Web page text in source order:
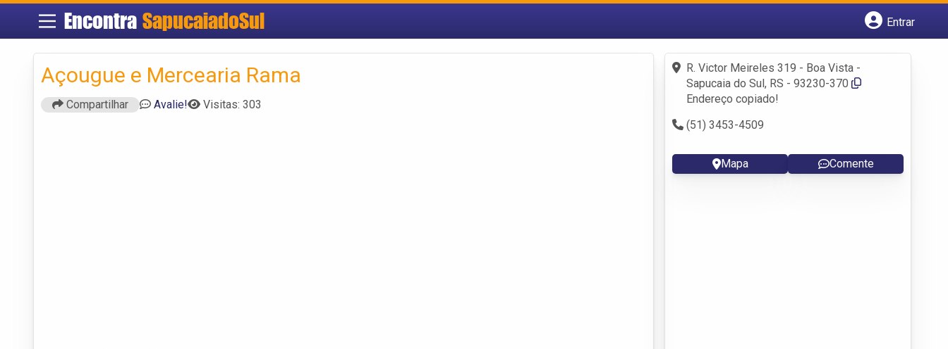
Encontra SapucaiadoSul
Entrar
Fazer login
Criar conta
Açougue e Mercearia Rama
Compartilhar Avalie! Visitas: 303
R. Victor Meireles 319 - Boa Vista -
Sapucaia do Sul, RS - 93230-370
Endereço copiado!
(51) 3453-4509
Mapa Comente